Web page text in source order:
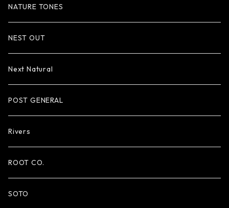
NATURE TONES
NEST OUT
Next Natural
POST GENERAL
Rivers
ROOT CO.
SOTO